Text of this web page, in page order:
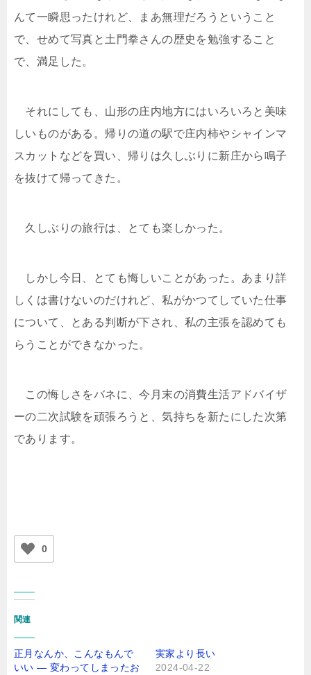
んて一瞬思ったけれど、まあ無理だろうということ
で、せめて写真と土門拳さんの歴史を勉強すること
で、満足した。
それにしても、山形の庄内地方にはいろいろと美味
しいものがある。帰りの道の駅で庄内柿やシャインマ
スカットなどを買い、帰りは久しぶりに新庄から鳴子
を抜けて帰ってきた。
久しぶりの旅行は、とても楽しかった。
しかし今日、とても悔しいことがあった。あまり詳
しくは書けないのだけれど、私がかつてしていた仕事
について、とある判断が下され、私の主張を認めても
らうことができなかった。
この悔しさをバネに、今月末の消費生活アドバイザ
ーの二次試験を頑張ろうと、気持ちを新たにした次第
であります。
0
関連
正月なんか、こんなもんで
いい ― 変わってしまったお
実家より長い
2024-04-22